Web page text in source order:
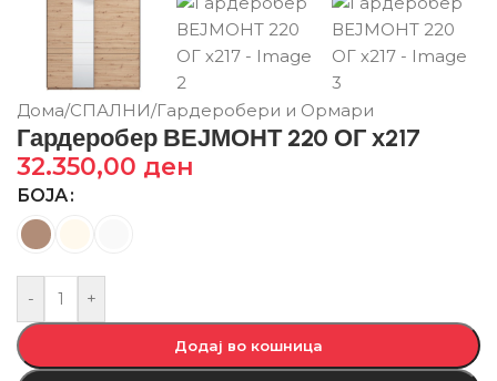
Дома/СПАЛНИ/Гардеробери и Ормари
Гардеробер ВЕЈМОНТ 220 ОГ х217
32.350,00 ден
БОЈА
- +
Додај во кошница